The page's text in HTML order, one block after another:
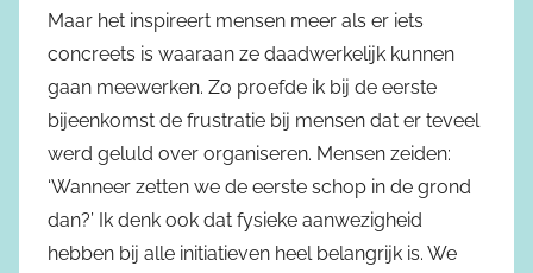
Maar het inspireert mensen meer als er iets
concreets is waaraan ze daadwerkelijk kunnen
gaan meewerken. Zo proefde ik bij de eerste
bijeenkomst de frustratie bij mensen dat er teveel
werd geluld over organiseren. Mensen zeiden:
‘Wanneer zetten we de eerste schop in de grond
dan?’ Ik denk ook dat fysieke aanwezigheid
hebben bij alle initiatieven heel belangrijk is. We